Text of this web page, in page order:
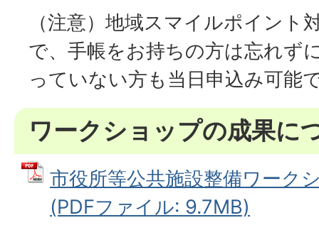
（注意）地域スマイルポイント
で、手帳をお持ちの方は忘れず
っていない方も当日申込み可能
ワークショップの成果に
市役所等公共施設整備ワーク
(PDFファイル: 9.7MB)